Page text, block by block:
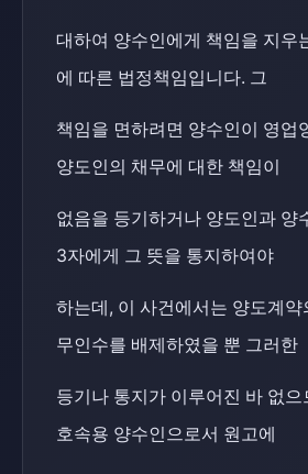
대하여 양수인에게 책임을 지우
에 따른 법정책임입니다. 그
책임을 면하려면 양수인이 영업
양도인의 채무에 대한 책임이
없음을 등기하거나 양도인과 양
3자에게 그 뜻을 통지하여야
하는데, 이 사건에서는 양도계
무인수를 배제하였을 뿐 그러한
등기나 통지가 이루어진 바 없
호속용 양수인으로서 원고에